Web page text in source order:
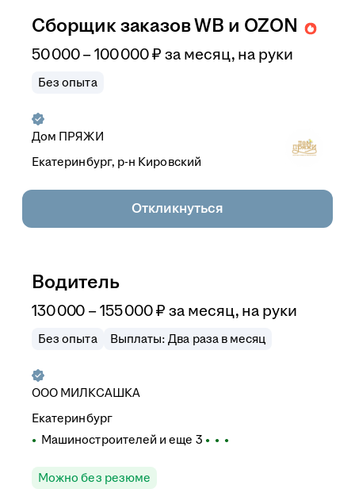
Сборщик заказов WB и OZON
50 000–100 000₽ за месяц, на руки
Без опыта
Дом ПРЯЖИ
Екатеринбург, р-н Кировский
Откликнуться
Водитель
130 000 –155 000₽ за месяц, на руки
Без опыта Выплаты: Два раза в месяц
ООО МИЛКСАШКА
Екатеринбург
Машиностроителей и еще 3
Можно без резюме